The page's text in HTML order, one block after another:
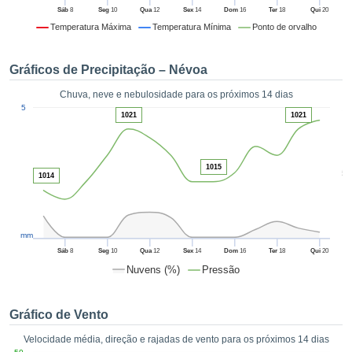
ou
permite-
a nossa
fornecer-
botão
a
todos os
no
como
um perfil
CONFIGURAÇÕES
Temperatura Máxima Temperatura Mínima Ponto de orvalho
Sáb8 Seg10 Qua12 Sex 14 Dom16 Ter 18 Qui 20
Gráficos de Precipitação – Névoa
Chuva, neve e nebulosidade para os próximos 14 dias
Nuvens (%) Pressão
50
Sáb8 Seg10 Qua12 Sex 14 Dom16 Ter 18 Qui 20
5
mm
1014
1021
1015
1021
Gráfico de Vento
Velocidade média, direção e rajadas de vento para os próximos 14 dias